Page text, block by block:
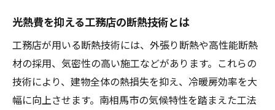
光熱費を抑える工務店の断熱技術とは
工務店が用いる断熱技術には、外張り断熱や高性能断熱
材の採用、気密性の高い施工などがあります。これらの
技術により、建物全体の熱損失を抑え、冷暖房効率を大
幅に向上させます。南相馬市の気候特性を踏まえた工法